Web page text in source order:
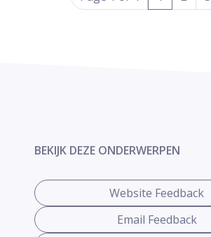
BEKIJK DEZE ONDERWERPEN
Website Feedback
Email Feedback